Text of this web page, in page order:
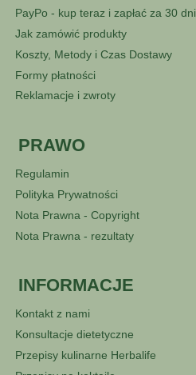
PayPo - kup teraz i zapłać za 30 dni
Jak zamówić produkty
Koszty, Metody i Czas Dostawy
Formy płatności
Reklamacje i zwroty
PRAWO
Regulamin
Polityka Prywatności
Nota Prawna - Copyright
Nota Prawna - rezultaty
INFORMACJE
Kontakt z nami
Konsultacje dietetyczne
Przepisy kulinarne Herbalife